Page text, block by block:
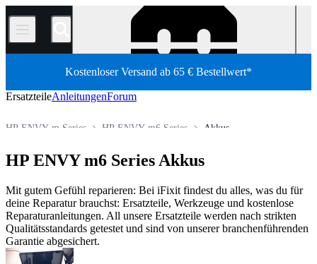
/
Kostenloser Versand ab 65 € Bestellwert*
ErsatzteileAnleitungenForum
Akkus
HP ENVY m6 Series
HP ENVY m Series
Laptop und Desktop PCs
Ersatzteile
Shop
HP ENVY m6 Series Akkus
Mit gutem Gefühl reparieren: Bei iFixit findest du alles, was du für
deine Reparatur brauchst: Ersatzteile, Werkzeuge und kostenlose
Reparaturanleitungen. All unsere Ersatzteile werden nach strikten
Qualitätsstandards getestet und sind von unserer branchenführenden
Garantie abgesichert.